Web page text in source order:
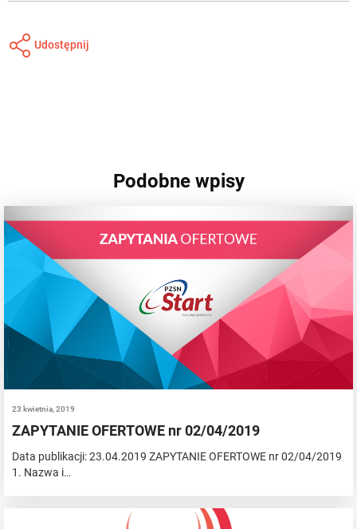
Udostępnij
Podobne wpisy
23 kwietnia, 2019
ZAPYTANIE OFERTOWE nr 02/04/2019
Data publikacji: 23.04.2019 ZAPYTANIE OFERTOWE nr 02/04/2019
1. Nazwa i…